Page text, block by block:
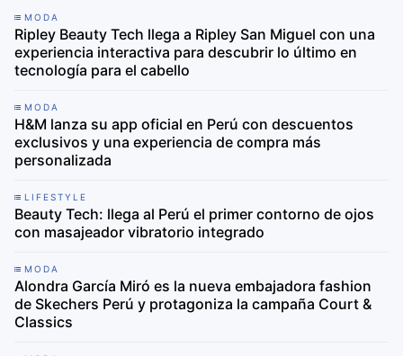
MODA
Ripley Beauty Tech llega a Ripley San Miguel con una
experiencia interactiva para descubrir lo último en
tecnología para el cabello
MODA
H&M lanza su app oficial en Perú con descuentos
exclusivos y una experiencia de compra más
personalizada
LIFESTYLE
Beauty Tech: llega al Perú el primer contorno de ojos
con masajeador vibratorio integrado
MODA
Alondra García Miró es la nueva embajadora fashion
de Skechers Perú y protagoniza la campaña Court &
Classics